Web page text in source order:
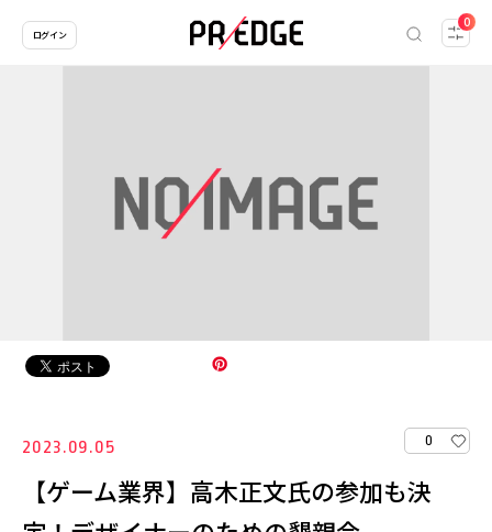
0
ログイン
2023.09.05 0
【ゲーム業界】高木正文氏の参加も決